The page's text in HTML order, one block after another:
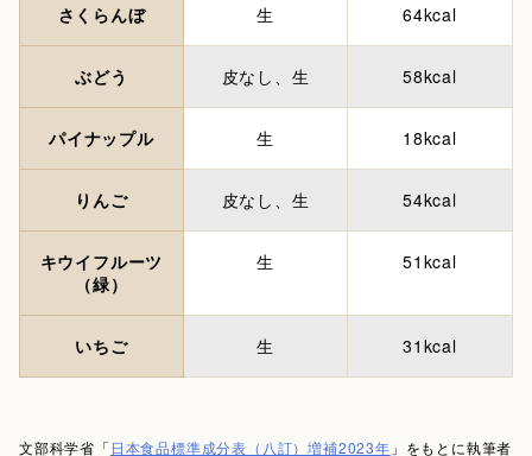
さくらんぼ 生 64kcal
ぶどう 皮なし、生 58kcal
パイナップル 生 18kcal
りんご 皮なし、生 54kcal
キウイフルーツ
（緑）
生 51kcal
いちご 生 31kcal
文部科学省「 日本食品標準成分表（八訂）増補2023年 」をもとに執筆者